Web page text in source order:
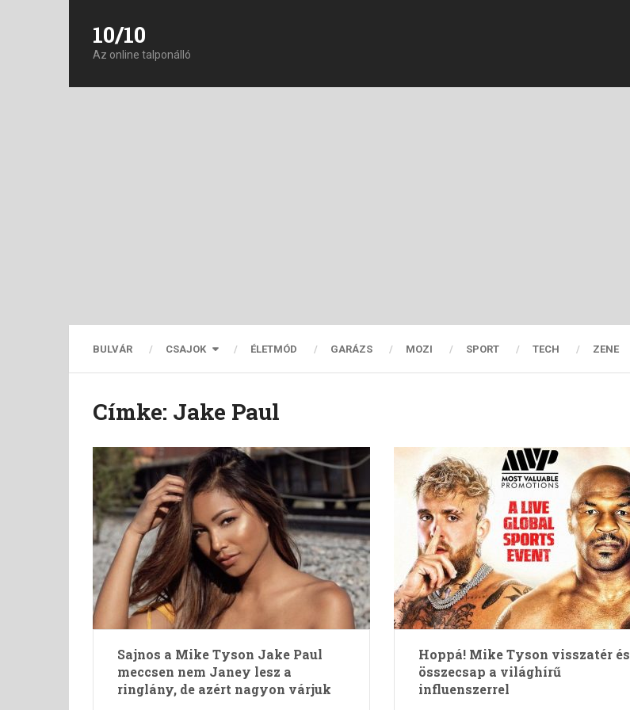
10/10
Az online talponálló
BULVÁR CSAJOK ÉLETMÓD GARÁZS MOZI SPORT TECH ZENE
Címke: Jake Paul
Sajnos a Mike Tyson Jake Paul
meccsen nem Janey lesz a
ringlány, de azért nagyon várjuk
Hoppá! Mike Tyson visszatér és
összecsap a világhírű
influenszerrel